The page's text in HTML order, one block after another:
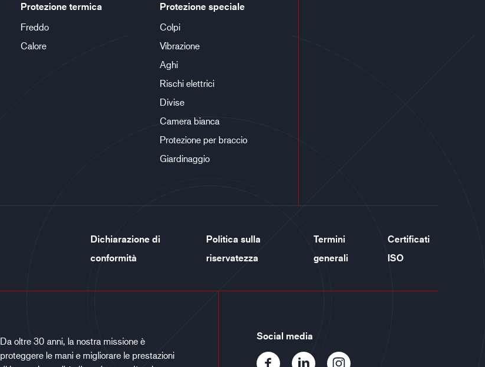
Protezione termica
Freddo
Calore
Protezione speciale
Colpi
Vibrazione
Aghi
Rischi elettrici
Divise
Camera bianca
Protezione per braccio
Giardinaggio
Dichiarazione di
conformità
Politica sulla
riservatezza
Termini
generali
Certificati
ISO
Da oltre 30 anni, la nostra missione è
proteggere le mani e migliorare le prestazioni
Social media